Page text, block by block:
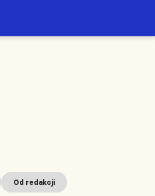
Od redakcji